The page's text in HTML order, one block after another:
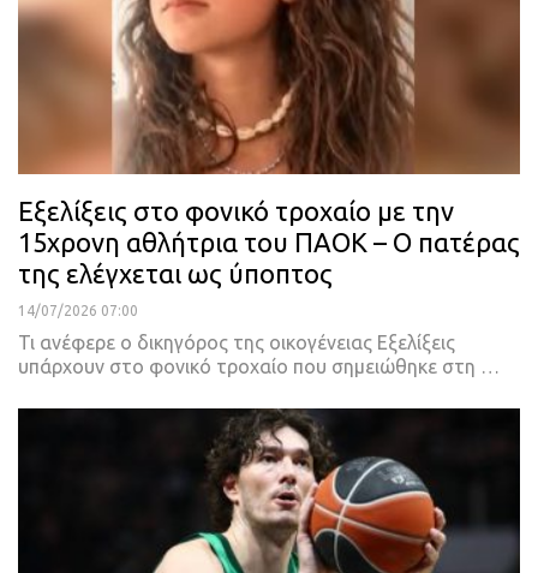
Εξελίξεις στο φονικό τροχαίο με την
15χρονη αθλήτρια του ΠΑΟΚ – Ο πατέρας
της ελέγχεται ως ύποπτος
14/07/2026 07:00
Τι ανέφερε ο δικηγόρος της οικογένειας Εξελίξεις
υπάρχουν στο φονικό τροχαίο που σημειώθηκε στη …